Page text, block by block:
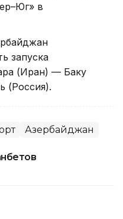
в
запуска
(Иран) — Баку
(Россия).
Азербайджан